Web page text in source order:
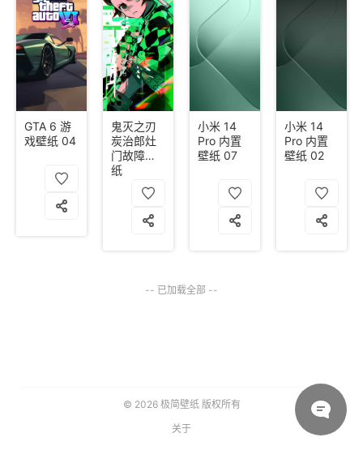
GTA 6 游
戏壁纸 04
鬼灭之刃
炭治郎灶
门故障壁
纸
小米 14
Pro 内置
壁纸 07
小米 14
Pro 内置
壁纸 02
-- 已加载全部 --
© 2026 极简壁纸版权所有
关于